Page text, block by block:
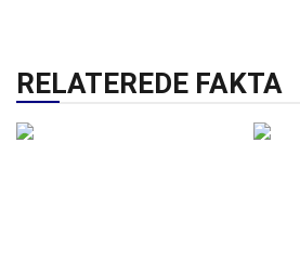
RELATEREDE FAKTA